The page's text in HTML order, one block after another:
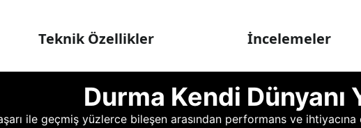
Teknik Özellikler İncelemeler
Durma Kendi Dünyanı
ile geçmiş yüzlerce bileşen arasından performans ve